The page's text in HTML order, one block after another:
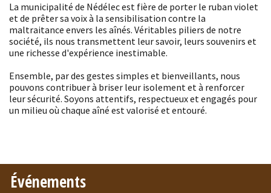
La municipalité de Nédélec est fière de porter le ruban violet
et de prêter sa voix à la sensibilisation contre la
maltraitance envers les aînés. Véritables piliers de notre
société, ils nous transmettent leur savoir, leurs souvenirs et
une richesse d'expérience inestimable.
Ensemble, par des gestes simples et bienveillants, nous
pouvons contribuer à briser leur isolement et à renforcer
leur sécurité. Soyons attentifs, respectueux et engagés pour
un milieu où chaque aîné est valorisé et entouré.
Événements